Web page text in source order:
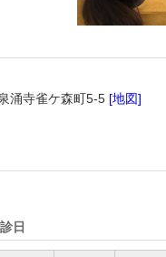
涌寺雀ケ森町5-5 [地図]
日